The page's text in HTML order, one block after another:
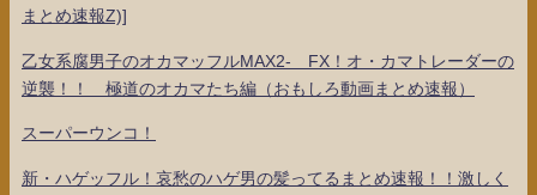
まとめ速報Z)]
乙女系腐男子のオカマッフルMAX2- FX！オ・カマトレーダーの
逆襲！！ 極道のオカマたち編（おもしろ動画まとめ速報）
スーパーウンコ！
新・ハゲッフル！哀愁のハゲ男の髪ってるまとめ速報！！激しく